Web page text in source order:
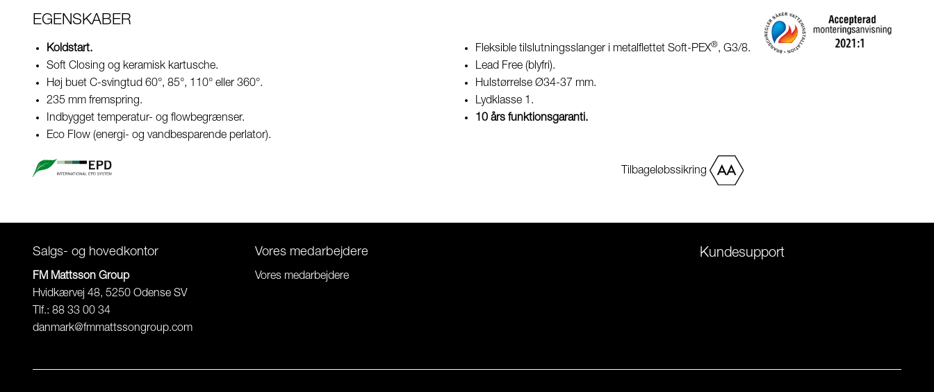
EGENSKABER
Koldstart.
Soft Closing og keramisk kartusche.
Høj buet C-svingtud 60°, 85°, 110° eller 360°.
235 mm fremspring.
Indbygget temperatur- og flowbegrænser.
Eco Flow (energi- og vandbesparende perlator).
Fleksible tilslutningsslanger i metalflettet Soft-PEX®, G3/8.
Lead Free (blyfri).
Hulstørrelse Ø34-37 mm.
Lydklasse 1.
10 års funktionsgaranti.
Tilbageløbssikring
Salgs- og hovedkontor
FM Mattsson Group
Hvidkærvej 48, 5250 Odense SV
Tlf.: 88 33 00 34
danmark@fmmattssongroup.com
Vores medarbejdere
Vores medarbejdere
Kundesupport